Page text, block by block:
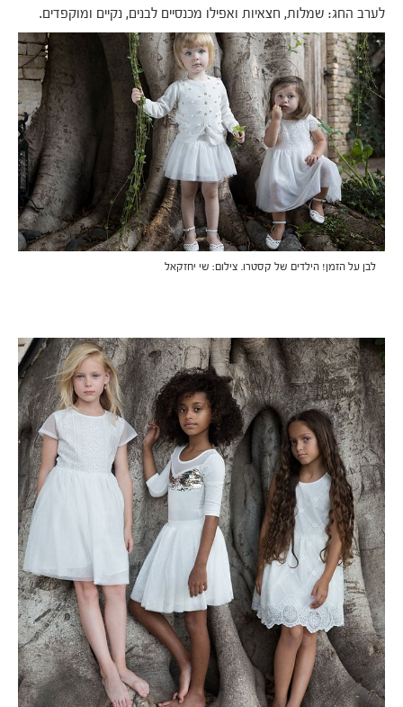
לערב החג: שמלות, חצאיות ואפילו מכנסיים לבנים, נקיים ומוקפדים.
לבן על הזמן! הילדים של קסטרו. צילום: שי יחזקאל